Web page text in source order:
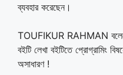
ব্যবহার করেছেন।
TOUFIKUR RAHMAN
বইটি লেখা বইটিতে প্রোগ্রামিং
অসাধারণ !